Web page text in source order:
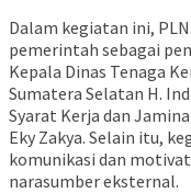
Dalam kegiatan ini,
pemerintah sebagai
Kepala Dinas Tenaga
Sumatera Selatan H.
Syarat Kerja dan
Eky Zakya. Selain itu,
komunikasi dan
narasumber eksternal.